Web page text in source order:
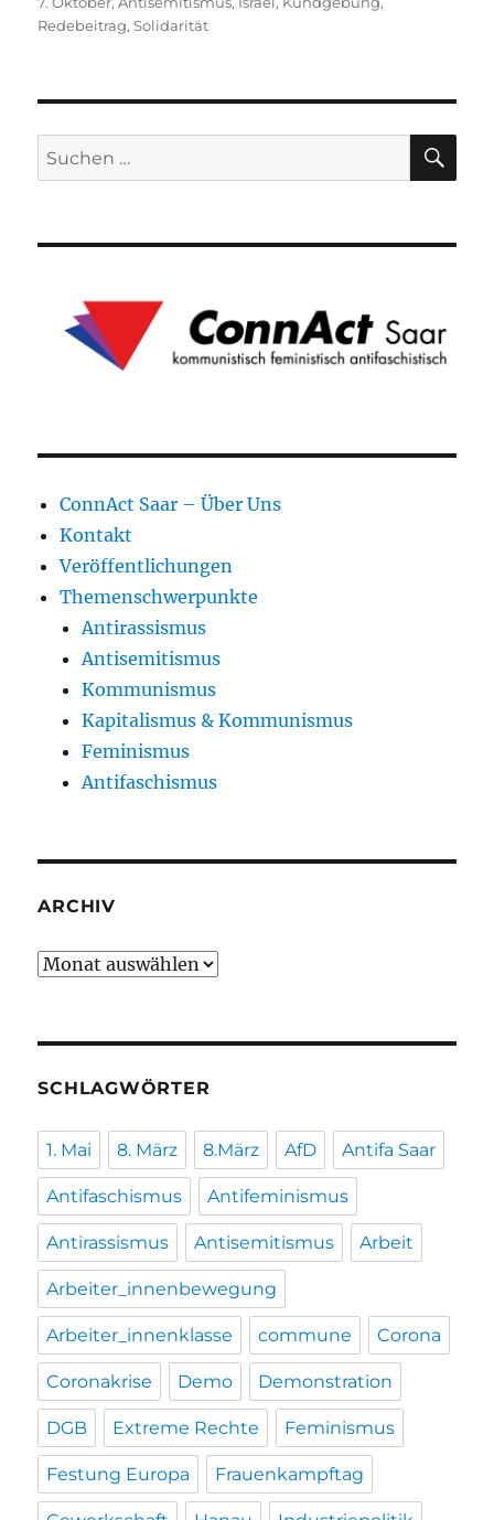
Redebeitrag,Solidarität
Suchen
nach:
ConnAct Saar – Über Uns
Kontakt
Veröffentlichungen
Themenschwerpunkte
Antirassismus
Antisemitismus
Kommunismus
Kapitalismus & Kommunismus
Feminismus
Antifaschismus
ARCHIV
Archiv
SCHLAGWÖRTER
1. Mai 8. März 8.März AfD Antifa Saar
Antifaschismus Antifeminismus
Antirassismus Antisemitismus Arbeit
Arbeiter_innenbewegung
Arbeiter_innenklasse commune Corona
Coronakrise Demo Demonstration
DGB Extreme Rechte Feminismus
Festung Europa Frauenkampftag